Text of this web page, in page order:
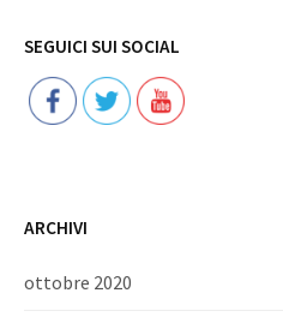
SEGUICI SUI SOCIAL
ARCHIVI
ottobre 2020